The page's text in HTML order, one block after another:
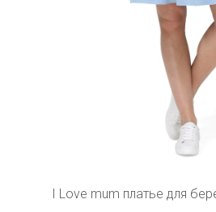
I Love mum платье для